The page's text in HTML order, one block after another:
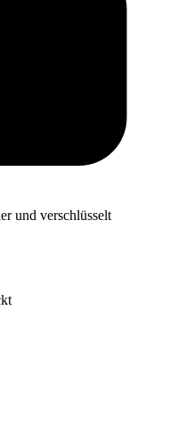
und verschlüsselt